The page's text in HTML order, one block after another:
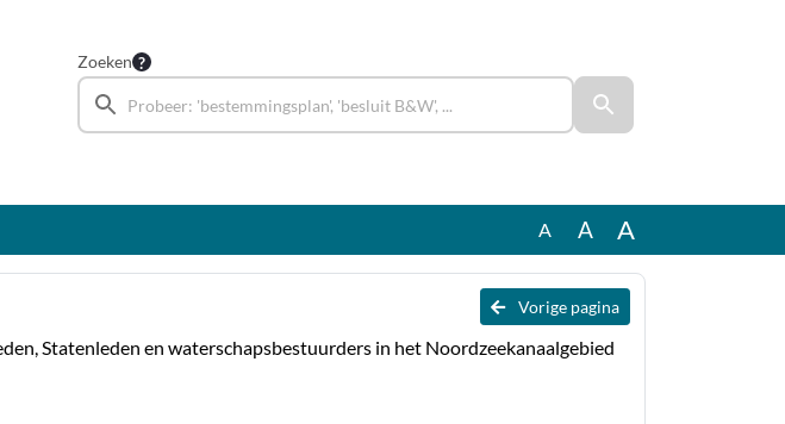
Zoeken
A A A
Vorige pagina
Statenleden en waterschapsbestuurders in het Noordzeekanaalgebied